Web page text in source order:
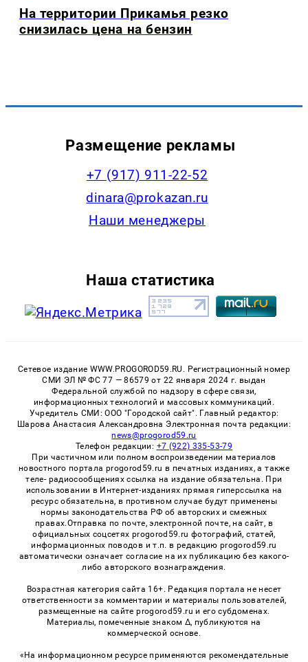
На территории Прикамья резко
снизилась цена на бензин
Размещение рекламы
+7 (917) 911-22-52
dinara@prokazan.ru
Наши менеджеры
Наша статистика
Сетевое издание WWW.PROGOROD59.RU. Регистрационный номер
СМИ ЭЛ № ФС 77 — 86579 от 22 января 2024 г. выдан
Федеральной службой по надзору в сфере связи,
информационных технологий и массовых коммуникаций.
Учредитель СМИ: ООО "Городской сайт". Главный редактор:
Шарова Анастасия Александровна Электронная почта редакции:
news@progorod59.ru
Телефон редакции: +7 (922) 335-53-79
При частичном или полном воспроизведении материалов
новостного портала progorod59.ru в печатных изданиях, а также
теле- радиосообщениях ссылка на издание обязательна. При
использовании в Интернет-изданиях прямая гиперссылка на
ресурс обязательна, в противном случае будут применены
нормы законодательства РФ об авторских и смежных
правах.Отправка по почте, электронной почте, на сайт, в
официальных соцсетях progorod59.ru фотографий, статей,
информационных поводов и т.п. в редакцию progorod59.ru
автоматически означает согласие на их публикацию без какого-
либо авторского вознаграждения.
Возрастная категория сайта 16+. Редакция портала не несет
ответственности за комментарии и материалы пользователей,
размещенные на сайте progorod59.ru и его субдоменах.
Материалы, помеченные знаком Δ, публикуются на
коммерческой основе.
«На информационном ресурсе применяются рекомендательные